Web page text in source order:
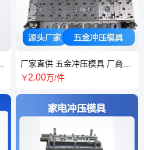
厂家直供 五金冲压模具 厂商直
供 非标零件冲压
￥2.00万/件